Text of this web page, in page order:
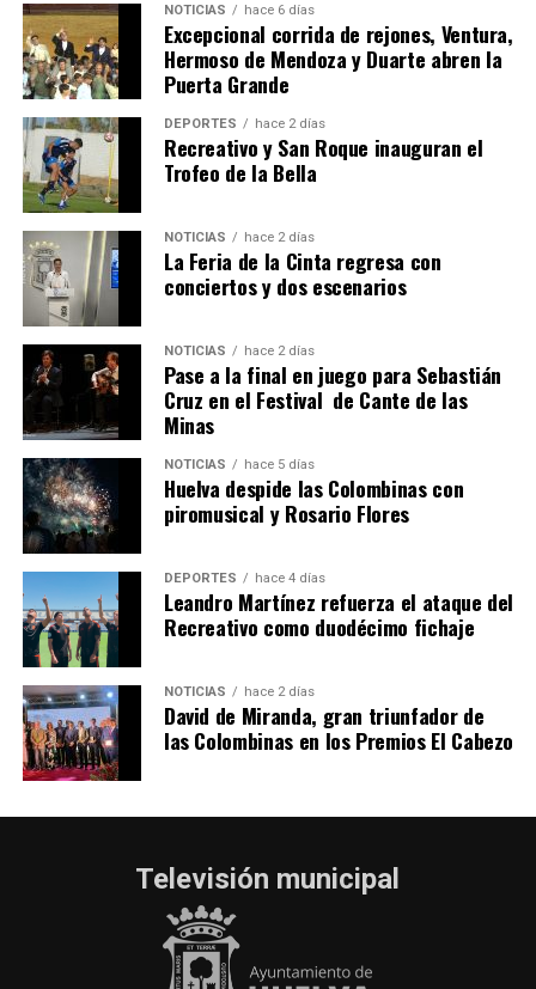
4º DÍA DE LAS FIESTAS COLOMBINAS 2026
hace 1 semana ·Huelvatv
SEXTA CORRIDA DE LAS FIESTAS COLOMBINAS
2026
hace 5 días· Huelvatv
NOTICIAS hace 6 días
Excepcional corrida de rejones, Ventura,
Hermoso de Mendoza y Duarte abren la
Puerta Grande
DEPORTES hace 2 días
Recreativo y San Roque inauguran el
Trofeo de la Bella
NOTICIAS hace 2 días
La Feria de la Cinta regresa con
conciertos y dos escenarios
NOTICIAS hace 2 días
Pase a la final en juego para Sebastián
Cruz en el Festival de Cante de las
Minas
NOTICIAS hace 5 días
Huelva despide las Colombinas con
piromusical y Rosario Flores
DEPORTES hace 4 días
Leandro Martínez refuerza el ataque del
Recreativo como duodécimo fichaje
NOTICIAS hace 2 días
David de Miranda, gran triunfador de
las Colombinas en los Premios El Cabezo
Televisión municipal